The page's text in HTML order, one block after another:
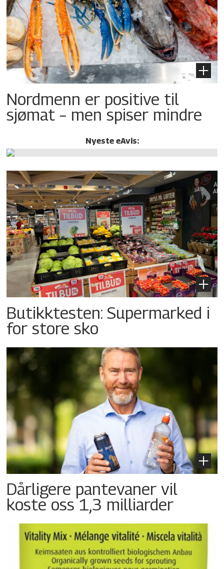
Nordmenn er positive til
sjømat – men spiser mindre
Nyeste eAvis:
Butikktesten: Supermarked i
for store sko
Dårligere pantevaner vil
koste oss 1,3 milliarder